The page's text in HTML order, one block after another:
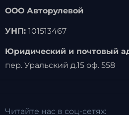
ООО Авторулевой
УНП: 101513467
Юридический и почтовый
пер. Уральский д.15 оф. 558
Читайте нас в соц-сетях: